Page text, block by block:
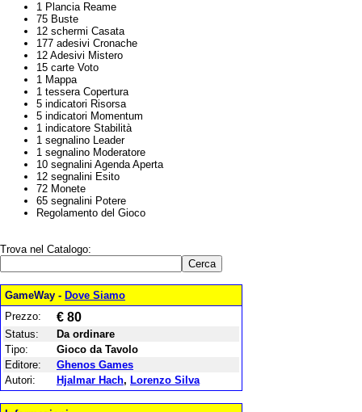
1 Plancia Reame
75 Buste
12 schermi Casata
177 adesivi Cronache
12 Adesivi Mistero
15 carte Voto
1 Mappa
1 tessera Copertura
5 indicatori Risorsa
5 indicatori Momentum
1 indicatore Stabilità
1 segnalino Leader
1 segnalino Moderatore
10 segnalini Agenda Aperta
12 segnalini Esito
72 Monete
65 segnalini Potere
Regolamento del Gioco
Trova nel Catalogo:
GameWay - Dove Siamo
Prezzo:
€ 80
Status:
Da ordinare
Tipo:
Gioco da Tavolo
Editore:
Ghenos Games
Autori:
Hjalmar Hach, Lorenzo Silva